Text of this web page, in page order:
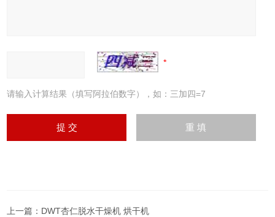
请输入计算结果（填写阿拉伯数字），如：三加四=7
上一篇： DWT杏仁脱水干燥机 烘干机